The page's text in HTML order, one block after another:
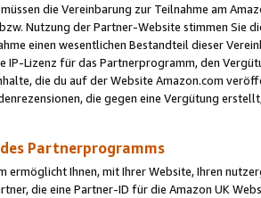
müssen die Vereinbarung zur Teilnahme am
Nutzung der Partner-Website stimmen Sie
einen wesentlichen Bestandteil dieser
IP-Lizenz für das Partnerprogramm, den
die du auf der Website Amazon.com
die gegen eine Vergütung
Partnerprogramms
ermöglicht Ihnen, mit Ihrer Website, Ihren
die eine Partner-ID für die Amazon UK